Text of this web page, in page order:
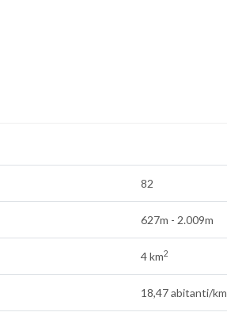
82
627m - 2.009m
4 km2
18,47 abitanti/km